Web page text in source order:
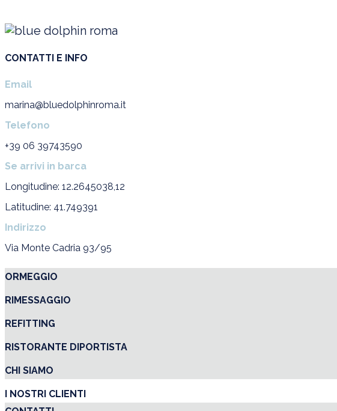
CONTATTI E INFO
Email
marina@bluedolphinroma.it
Telefono
+39 06 39743590
Se arrivi in barca
Longitudine: 12.2645038,12
Latitudine: 41.749391
Indirizzo
Via Monte Cadria 93/95
ORMEGGIO
RIMESSAGGIO
REFITTING
RISTORANTE DIPORTISTA
CHI SIAMO
I NOSTRI CLIENTI